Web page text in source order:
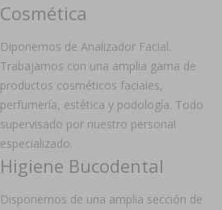
Cosmética
Diponemos de Analizador Facial.
Trabajamos con una amplia gama de
productos cosméticos faciales,
perfumería, estética y podología. Todo
supervisado por nuestro personal
especializado.
Higiene Bucodental
Disponemos de una amplia sección de